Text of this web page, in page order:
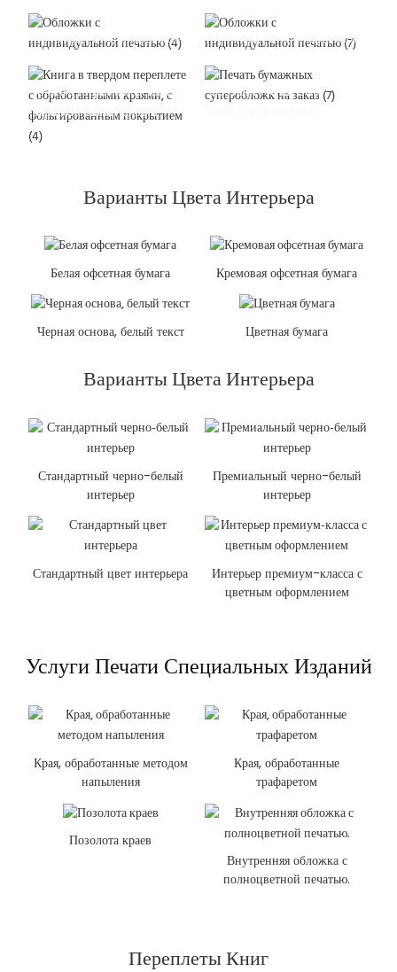
Обложки с индивидуальной
Обложки с индивидуальной
Книга в твердом переплете с
обработанными краями
CUSTOM PAPER DUST
Варианты Цвета Интерьера
Белая офсетная бумага Кремовая офсетная бумага
Черная основа, белый текст Цветная бумага
Варианты Цвета Интерьера
Стандартный черно-белый
интерьер
Премиальный черно-белый
интерьер
Стандартный цвет интерьера
Интерьер премиум-класса с
цветным оформлением
Услуги Печати Специальных Изданий
Края, обработанные методом
напыления
Края, обработанные
трафаретом
Позолота краев
Внутренняя обложка с
полноцветной печатью.
Переплеты Книг